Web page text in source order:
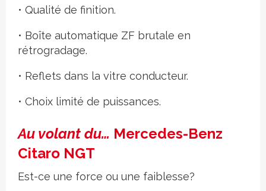
• Qualité de finition.
• Boîte automatique ZF brutale en
rétrogradage.
• Reflets dans la vitre conducteur.
• Choix limité de puissances.
Au volant du… Mercedes-Benz
Citaro NGT
Est-ce une force ou une faiblesse?